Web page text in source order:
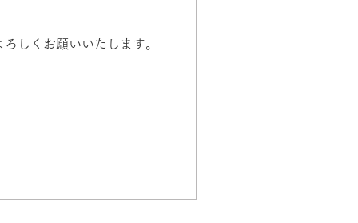
しくお願いいたします。